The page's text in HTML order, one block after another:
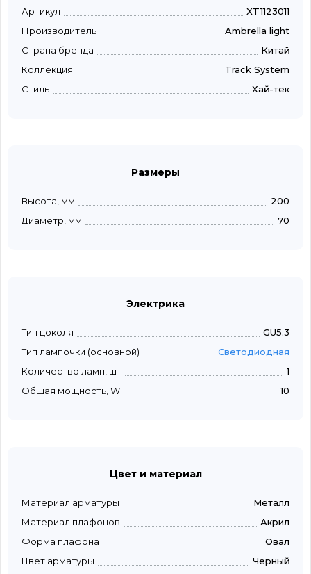
Артикул
XT1123011
Производитель
Ambrella light
Страна бренда
Китай
Коллекция
Track System
Стиль
Хай-тек
Размеры
Высота, мм
200
Диаметр, мм
70
Электрика
Тип цоколя
GU5.3
Тип лампочки (основной)
Светодиодная
Количество ламп, шт
1
Общая мощность, W
10
Цвет и материал
Материал арматуры
Металл
Материал плафонов
Акрил
Форма плафона
Овал
Цвет арматуры
Черный